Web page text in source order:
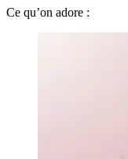
Ce qu’on adore :